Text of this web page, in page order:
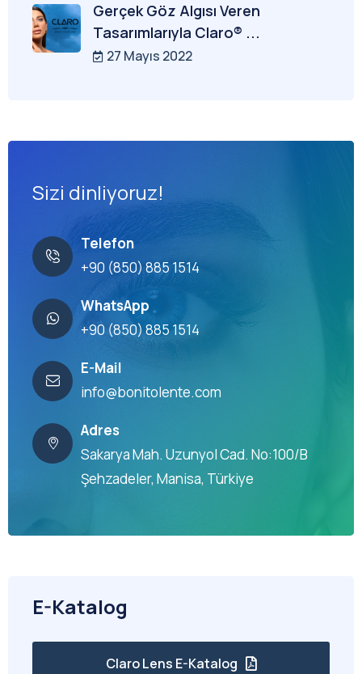
Gerçek Göz Algısı Veren
Tasarımlarıyla Claro® ...
27 Mayıs 2022
Sizi dinliyoruz!
Telefon
+90 (850) 885 1514
WhatsApp
+90 (850) 885 1514
E-Mail
info@bonitolente.com
Adres
Sakarya Mah. Uzunyol Cad. No:100/B
Şehzadeler, Manisa, Türkiye
E-Katalog
Claro Lens E-Katalog